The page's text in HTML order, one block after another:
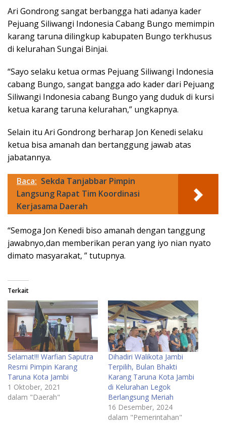
Ari Gondrong sangat berbangga hati adanya kader
Pejuang Siliwangi Indonesia Cabang Bungo memimpin
karang taruna dilingkup kabupaten Bungo terkhusus
di kelurahan Sungai Binjai.
“Sayo selaku ketua ormas Pejuang Siliwangi Indonesia
cabang Bungo, sangat bangga ado kader dari Pejuang
Siliwangi Indonesia cabang Bungo yang duduk di kursi
ketua karang taruna kelurahan,” ungkapnya.
Selain itu Ari Gondrong berharap Jon Kenedi selaku
ketua bisa amanah dan bertanggung jawab atas
jabatannya.
Baca: Sekda Tanjabbar Pimpin
Langsung Rapat Tim Koordinasi
Kerjasama Daerah
“Semoga Jon Kenedi biso amanah dengan tanggung
jawabnyo,dan memberikan peran yang iyo nian nyato
dimato masyarakat, ” tutupnya.
Terkait
Selamat!!! Warfian Saputra
Resmi Pimpin Karang
Taruna Kota Jambi
1 Oktober, 2021
dalam "Daerah"
Dihadiri Walikota Jambi
Terpilih, Bulan Bhakti
Karang Taruna Kota Jambi
di Kelurahan Legok
Berlangsung Meriah
16 Desember, 2024
dalam "Pemerintahan"